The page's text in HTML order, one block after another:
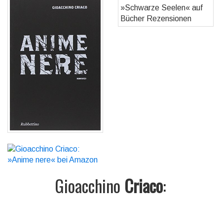
Gioacchino Criaco: